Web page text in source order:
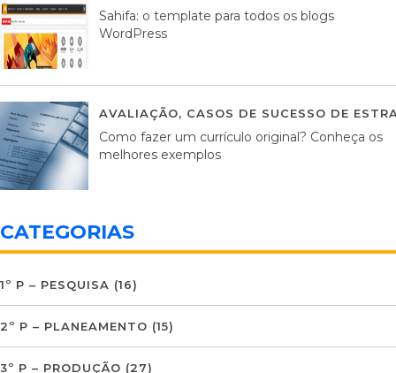
Sahifa: o template para todos os blogs
WordPress
AVALIAÇÃO, CASOS DE SUCESSO DE
Como fazer um currículo original? Conheça os
melhores exemplos
CATEGORIAS
1º P – PESQUISA (16)
2º P – PLANEAMENTO (15)
3º P – PRODUÇÃO (27)